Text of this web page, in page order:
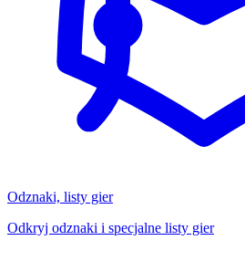
Odznaki, listy gier
Odkryj odznaki i specjalne listy gier